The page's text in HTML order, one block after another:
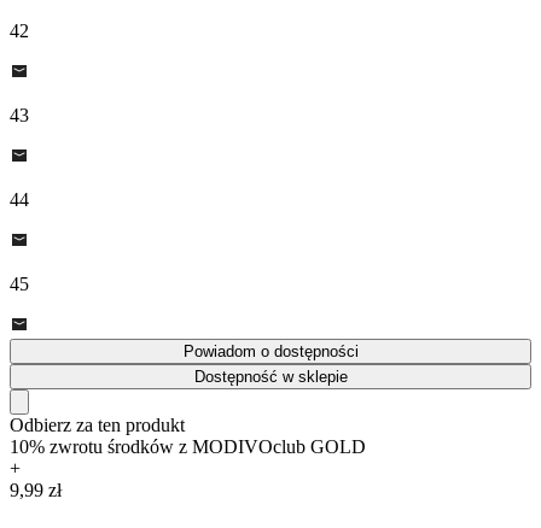
42
43
44
45
Powiadom o dostępności
Dostępność w sklepie
Odbierz za ten produkt
10% zwrotu środków z MODIVOclub GOLD
+
9,99 zł